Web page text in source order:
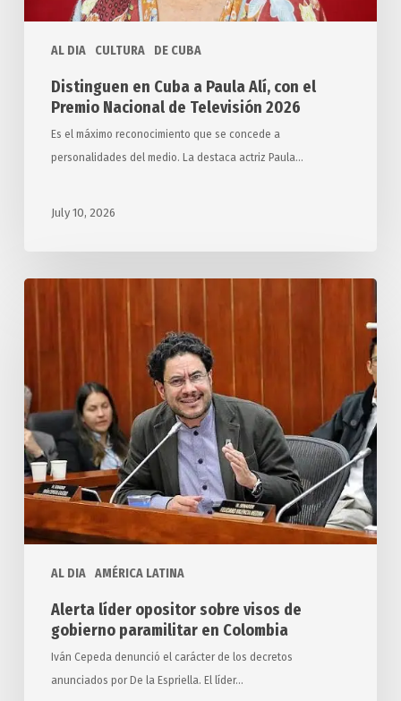
AL DIA CULTURA DE CUBA
Televisión
Distinguen en Cuba a Paula Alí, con el
Premio Nacional de Televisión 2026
Es el máximo reconocimiento que se concede a
personalidades del medio. La destaca actriz Paula…
July 10, 2026
AL DIA AMÉRICA LATINA
visos
de
gobierno
paramilitar
en
Colombia
Alerta líder opositor sobre visos de
gobierno paramilitar en Colombia
Iván Cepeda denunció el carácter de los decretos
anunciados por De la Espriella. El líder…